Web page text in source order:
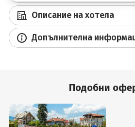
Описание на хотела
Допълнителна
Подобни